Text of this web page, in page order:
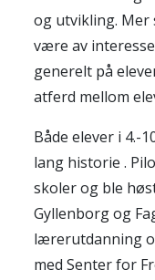
og utvikling. Mer
være av
generelt på
atferd mellom
Både elever i 4.-
lang historie .
skoler og ble
Gyllenborg og
lærerutdanning
med Senter for